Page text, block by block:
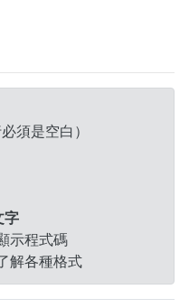
須是空白）
字
示程式碼
解各種格式